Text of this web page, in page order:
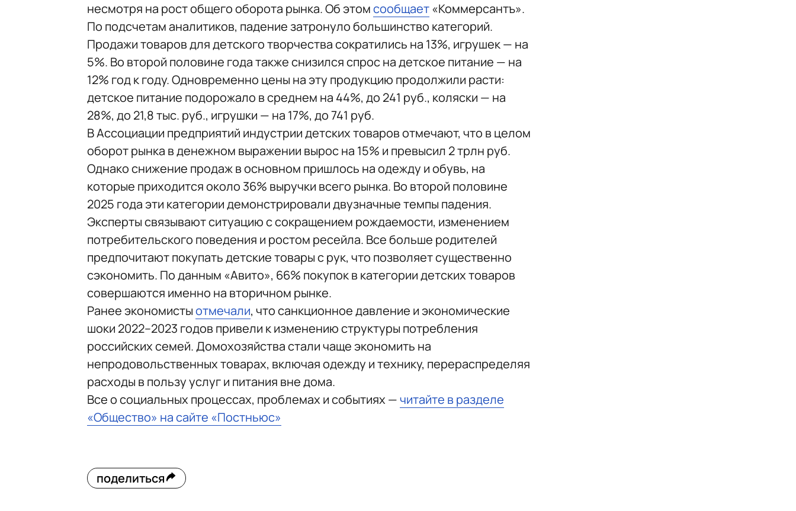
несмотря на рост общего оборота рынка. Об этомсообщает«Коммерсантъ».
По подсчетам аналитиков, падение затронуло большинство категорий.
Продажи товаров для детского творчества сократились на 13%, игрушек — на
5%. Во второй половине года также снизился спрос на детское питание — на
12% год к году. Одновременно цены на эту продукцию продолжили расти:
детское питание подорожало в среднем на 44%, до 241 руб., коляски — на
28%, до 21,8 тыс. руб., игрушки — на 17%, до 741 руб.
В Ассоциации предприятий индустрии детских товаров отмечают, что в целом
оборот рынка в денежном выражении вырос на 15% и превысил 2 трлн руб.
Однако снижение продаж в основном пришлось на одежду и обувь, на
которые приходится около 36% выручки всего рынка. Во второй половине
2025 года эти категории демонстрировали двузначные темпы падения.
Эксперты связывают ситуацию с сокращением рождаемости, изменением
потребительского поведения и ростом ресейла. Все больше родителей
предпочитают покупать детские товары с рук, что позволяет существенно
сэкономить. По данным «Авито», 66% покупок в категории детских товаров
совершаются именно на вторичном рынке.
Ранее экономистыотмечали, что санкционное давление и экономические
шоки 2022–2023 годов привели к изменению структуры потребления
российских семей. Домохозяйства стали чаще экономить на
непродовольственных товарах, включая одежду и технику, перераспределяя
расходы в пользу услуг и питания вне дома.
Все о социальных процессах, проблемах и событиях —читайте в разделе
«Общество» на сайте «Постньюс»
поделиться